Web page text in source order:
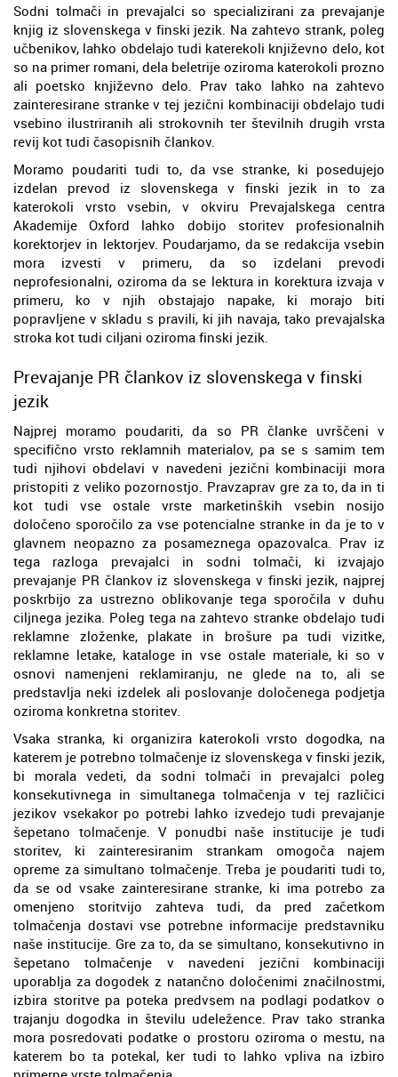
Sodni tolmači in prevajalci so specializirani za prevajanje
knjig iz slovenskega v finski jezik. Na zahtevo strank, poleg
učbenikov, lahko obdelajo tudi katerekoli književno delo, kot
so na primer romani, dela beletrije oziroma katerokoli prozno
ali poetsko književno delo. Prav tako lahko na zahtevo
zainteresirane stranke v tej jezični kombinaciji obdelajo tudi
vsebino ilustriranih ali strokovnih ter številnih drugih vrsta
revij kot tudi časopisnih člankov.
Moramo poudariti tudi to, da vse stranke, ki posedujejo
izdelan prevod iz slovenskega v finski jezik in to za
katerokoli vrsto vsebin, v okviru Prevajalskega centra
Akademije Oxford lahko dobijo storitev profesionalnih
korektorjev in lektorjev. Poudarjamo, da se redakcija vsebin
mora izvesti v primeru, da so izdelani prevodi
neprofesionalni, oziroma da se lektura in korektura izvaja v
primeru, ko v njih obstajajo napake, ki morajo biti
popravljene v skladu s pravili, ki jih navaja, tako prevajalska
stroka kot tudi ciljani oziroma finski jezik.
Prevajanje PR člankov iz slovenskega v finski
jezik
Najprej moramo poudariti, da so PR članke uvrščeni v
specifično vrsto reklamnih materialov, pa se s samim tem
tudi njihovi obdelavi v navedeni jezični kombinaciji mora
pristopiti z veliko pozornostjo. Pravzaprav gre za to, da in ti
kot tudi vse ostale vrste marketinških vsebin nosijo
določeno sporočilo za vse potencialne stranke in da je to v
glavnem neopazno za posameznega opazovalca. Prav iz
tega razloga prevajalci in sodni tolmači, ki izvajajo
prevajanje PR člankov iz slovenskega v finski jezik, najprej
poskrbijo za ustrezno oblikovanje tega sporočila v duhu
ciljnega jezika. Poleg tega na zahtevo stranke obdelajo tudi
reklamne zloženke, plakate in brošure pa tudi vizitke,
reklamne letake, kataloge in vse ostale materiale, ki so v
osnovi namenjeni reklamiranju, ne glede na to, ali se
predstavlja neki izdelek ali poslovanje določenega podjetja
oziroma konkretna storitev.
Vsaka stranka, ki organizira katerokoli vrsto dogodka, na
katerem je potrebno tolmačenje iz slovenskega v finski jezik,
bi morala vedeti, da sodni tolmači in prevajalci poleg
konsekutivnega in simultanega tolmačenja v tej različici
jezikov vsekakor po potrebi lahko izvedejo tudi prevajanje
šepetano tolmačenje. V ponudbi naše institucije je tudi
storitev, ki zainteresiranim strankam omogoča najem
opreme za simultano tolmačenje. Treba je poudariti tudi to,
da se od vsake zainteresirane stranke, ki ima potrebo za
omenjeno storitvijo zahteva tudi, da pred začetkom
tolmačenja dostavi vse potrebne informacije predstavniku
naše institucije. Gre za to, da se simultano, konsekutivno in
šepetano tolmačenje v navedeni jezični kombinaciji
uporablja za dogodek z natančno določenimi značilnostmi,
izbira storitve pa poteka predvsem na podlagi podatkov o
trajanju dogodka in številu udeležence. Prav tako stranka
mora posredovati podatke o prostoru oziroma o mestu, na
katerem bo ta potekal, ker tudi to lahko vpliva na izbiro